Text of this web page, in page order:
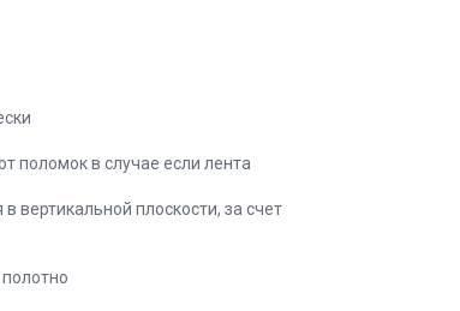
поломок в случае если лента
вертикальной плоскости, за счет